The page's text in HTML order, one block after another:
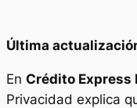
Última
En Crédito Express
Privacidad explica